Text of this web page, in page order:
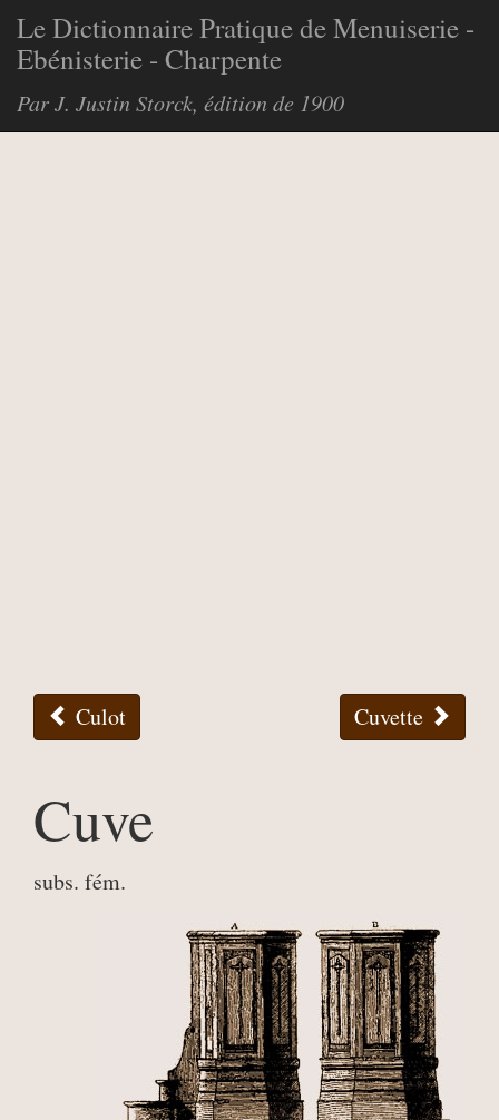
Le Dictionnaire Pratique de Menuiserie -
Ebénisterie - Charpente
Par J. Justin Storck, édition de 1900
Culot Cuvette
Cuve
subs. fém.